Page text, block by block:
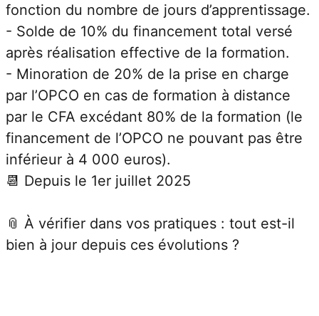
fonction du nombre de jours d’apprentissage.
- Solde de 10% du financement total versé
après réalisation effective de la formation.
- Minoration de 20% de la prise en charge
par l’OPCO en cas de formation à distance
par le CFA excédant 80% de la formation (le
financement de l’OPCO ne pouvant pas être
inférieur à 4 000 euros).
📆 Depuis le 1er juillet 2025
📎 À vérifier dans vos pratiques : tout est-il
bien à jour depuis ces évolutions ?